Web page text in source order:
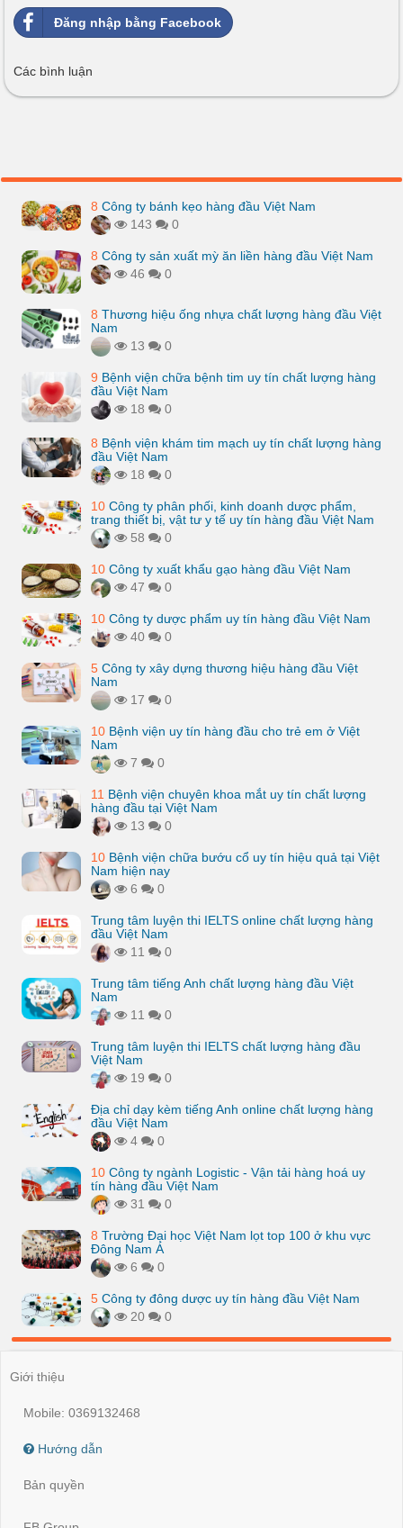
Đăng nhập bằng Facebook
Các bình luận
8 Công ty bánh kẹo hàng đầu Việt Nam
143
0
8 Công ty sản xuất mỳ ăn liền hàng đầu Việt Nam
46
0
8 Thương hiệu ống nhựa chất lượng hàng đầu Việt
Nam
13
0
9 Bệnh viện chữa bệnh tim uy tín chất lượng hàng
đầu Việt Nam
18
0
8 Bệnh viện khám tim mạch uy tín chất lượng hàng
đầu Việt Nam
18
0
10 Công ty phân phối, kinh doanh dược phẩm,
trang thiết bị, vật tư y tế uy tín hàng đầu Việt Nam
58
0
10 Công ty xuất khẩu gạo hàng đầu Việt Nam
47
0
10 Công ty dược phẩm uy tín hàng đầu Việt Nam
40
0
5 Công ty xây dựng thương hiệu hàng đầu Việt
Nam
17
0
10 Bệnh viện uy tín hàng đầu cho trẻ em ở Việt
Nam
7
0
11 Bệnh viện chuyên khoa mắt uy tín chất lượng
hàng đầu tại Việt Nam
13
0
10 Bệnh viện chữa bướu cổ uy tín hiệu quả tại Việt
Nam hiện nay
6
0
Trung tâm luyện thi IELTS online chất lượng hàng
đầu Việt Nam
11
0
Trung tâm tiếng Anh chất lượng hàng đầu Việt
Nam
11
0
Trung tâm luyện thi IELTS chất lượng hàng đầu
Việt Nam
19
0
Địa chỉ dạy kèm tiếng Anh online chất lượng hàng
đầu Việt Nam
4
0
10 Công ty ngành Logistic - Vận tải hàng hoá uy
tín hàng đầu Việt Nam
31
0
8 Trường Đại học Việt Nam lọt top 100 ở khu vực
Đông Nam Á
6
0
5 Công ty đông dược uy tín hàng đầu Việt Nam
20
0
Giới thiệu
Mobile: 0369132468
Hướng dẫn
Bản quyền